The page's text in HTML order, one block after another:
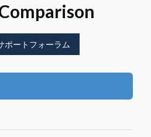
ポートフォーラム